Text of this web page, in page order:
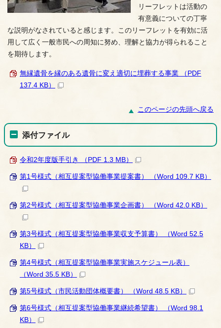
リーフレットは活動の
有意義についての丁寧
な説明がなされていると感じます。このリーフレットを有効に活
用して広く一般市民への周知に努め、理解と協力が得られること
を期待します。
無縁遺骨を縁のある遺骨に変え適切に埋葬する事業 （PDF
137.4 KB）
このページの先頭へ戻る
添付ファイル
令和2年度版手引き （PDF 1.3 MB）
第1号様式（相互提案型協働事業提案書） （Word 109.7 KB）
第2号様式（相互提案型協働事業企画書） （Word 42.0 KB）
第3号様式（相互提案型協働事業収支予算書） （Word 52.5
KB）
第4号様式（相互提案型協働事業実施スケジュール表）
（Word 35.5 KB）
第5号様式（市民活動団体概要書） （Word 48.5 KB）
第6号様式（相互提案型協働事業継続希望書） （Word 98.1
KB）